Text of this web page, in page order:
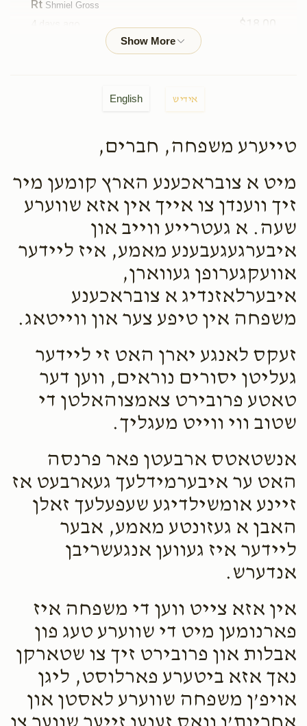
Rt Shmiel Gross
$18.00
6 days ago $10.00
Gg
Hershy Lax Shmiel Gross
$18.00
GgShmiel Gross
English אידיש
טייערע משפחה, חברים,
מיט א צובראכענע הארץ קומען מיר
זיך ווענדן צו אייך אין אזא שווערע
שעה. א געטרייע ווייב און
איבערגעגעבענע מאמע, איז ליידער
אוועקגערופן געווארן,
איבערלאזנדיג א צובראכענע
משפחה אין טיפע צער און ווייטאג.
זעקס לאנגע יארן האט זי ליידער
געליטן יסורים נוראים, ווען דער
טאטע פרובירט צאמצוהאלטן די
שטוב ווי ווייט מעגליך.
אנשטאטס ארבעטן פאר פרנסה
האט ער איבערמידלעך געארבעט אז
זיינע אומשילדיגע שעפעלעך זאלן
האבן א געזונטע מאמע, אבער
ליידער איז געווען אנגעשריבן
אנדערש.
אין אזא צייט ווען די משפחה איז
פארנומען מיט די שווערע טעג פון
אבלות און פרובירט זיך צו שטארקן
נאך אזא ביטערע פארלוסט, ליגן
אויפ’ן משפחה שווערע לאסטן און